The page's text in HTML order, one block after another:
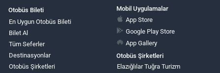
Otobüs Bileti
En Uygun Otobüs Bileti
Bilet Al
Tüm Seferler
Destinasyonlar
Otobüs Şirketleri
Mobil Uygulamalar
App Store
Google Play Store
App Gallery
Otobüs Şirketleri
Elazığlılar Tuğra Turizm